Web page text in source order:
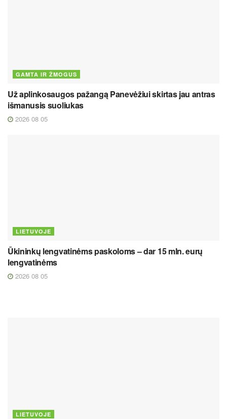
GAMTA IR ŽMOGUS
Už aplinkosaugos pažangą Panevėžiui skirtas jau antras
išmanusis suoliukas
2026 08 05
LIETUVOJE
Ūkininkų lengvatinėms paskoloms – dar 15 mln. eurų
lengvatinėms
2026 08 05
LIETUVOJE